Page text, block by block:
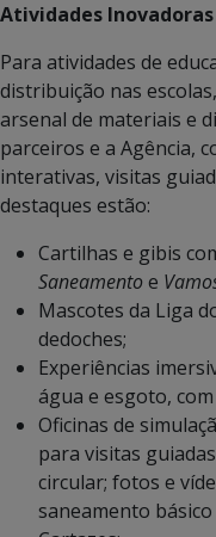
Atividades Inovadoras
Para atividades de
distribuição nas
arsenal de materiais e
parceiros e a Agência,
interativas, visitas
destaques estão:
Cartilhas e gibis
Saneamentoe
Mascotes da Liga
dedoches;
Experiências
água e esgoto,
Oficinas de
para visitas
circular; fotos e
saneamento